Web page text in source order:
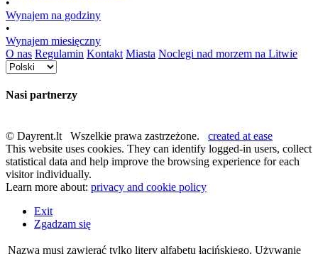
•
Wynajem na godziny
•
Wynajem miesięczny
O nas Regulamin Kontakt Miasta Noclegi nad morzem na Litwie
Nasi partnerzy
© Dayrent.lt Wszelkie prawa zastrzeżone. created at ease
This website uses cookies. They can identify logged-in users, collect
statistical data and help improve the browsing experience for each
visitor individually.
Learn more about: privacy and cookie policy
Exit
Zgadzam się
Nazwa musi zawierać tylko litery alfabetu łacińskiego. Używanie